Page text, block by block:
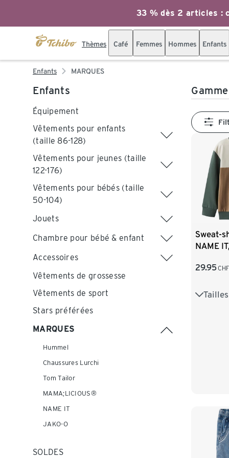
33 % dès 2 articles :
Thèmes Café Femmes Hommes Enfants
Enfants MARQUES
Enfants
Équipement
Vêtements pour enfants
(taille 86-128)
Vêtements pour jeunes (taille
122-176)
Vêtements pour bébés (taille
50-104)
Jouets
Chambre pour bébé & enfant
Accessoires
Vêtements de grossesse
Vêtements de sport
Stars préférées
MARQUES
Hummel
Chaussures Lurchi
Tom Tailor
MAMA;LICIOUS®
NAME IT
JAKO-O
SOLDES
Sweat-
NAME
29.95CHF
92 98